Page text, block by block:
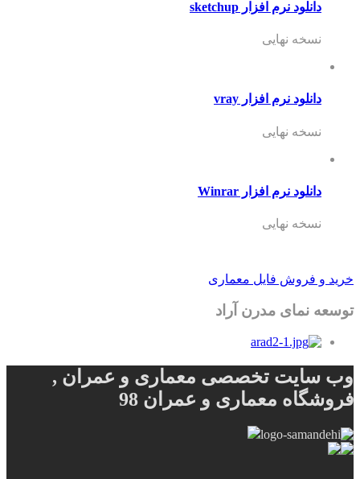
دانلود نرم افزار sketchup
نسخه نهایی
دانلود نرم افزار vray
نسخه نهایی
دانلود نرم افزار Winrar
نسخه نهایی
خرید و فروش فایل معماری
توسعه نمای مدرن آراد
وب سایت تخصصی معماری و عمران ,
فروشگاه معماری و عمران 98